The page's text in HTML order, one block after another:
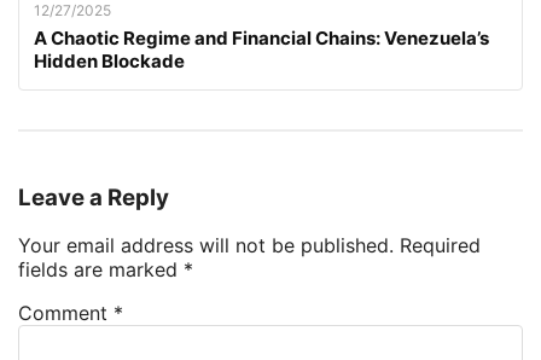
12/27/2025
A Chaotic Regime and Financial Chains: Venezuela’s
Hidden Blockade
Leave a Reply
Your email address will not be published. Required
fields are marked *
Comment *